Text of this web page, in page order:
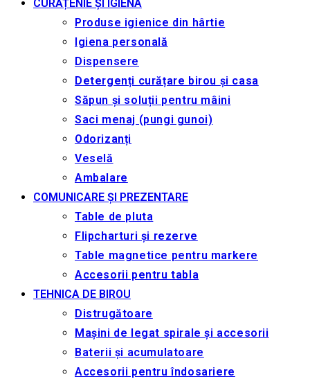
CURĂȚENIE ȘI IGIENA
Produse igienice din hârtie
Igiena personală
Dispensere
Detergenți curățare birou și casa
Săpun și soluții pentru mâini
Saci menaj (pungi gunoi)
Odorizanți
Veselă
Ambalare
COMUNICARE ȘI PREZENTARE
Table de pluta
Flipcharturi și rezerve
Table magnetice pentru markere
Accesorii pentru tabla
TEHNICA DE BIROU
Distrugătoare
Mașini de legat spirale și accesorii
Baterii și acumulatoare
Accesorii pentru îndosariere